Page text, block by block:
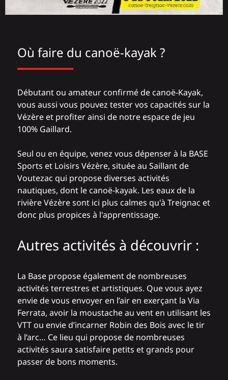
Où faire du canoë-kayak ?
Débutant ou amateur confirmé de canoë-Kayak,
vous aussi vous pouvez tester vos capacités sur la
Vézère et profiter ainsi de notre espace de jeu
100% Gaillard.
Seul ou en équipe, venez vous dépenser à la BASE
Sports et Loisirs Vézère, située au Saillant de
Voutezac qui propose diverses activités
nautiques, dont le canoë-kayak. Les eaux de la
rivière Vézère sont ici plus calmes qu'à Treignac et
donc plus propices à l'apprentissage.
Autres activités à découvrir :
La Base propose également de nombreuses
activités terrestres et artistiques. Que vous ayez
envie de vous envoyer en l’air en exerçant la Via
Ferrata, avoir la moustache au vent en utilisant les
VTT ou envie d’incarner Robin des Bois avec le tir
à l’arc… Ce lieu qui propose de nombreuses
activités saura satisfaire petits et grands pour
passer de bons moments.